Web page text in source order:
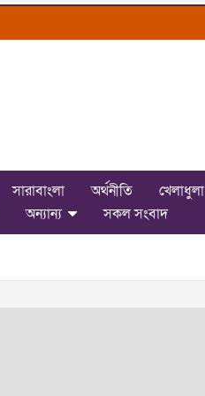
সারাবাংলা অর্থনীতি খেলাধুলা
অন্যান্য সকল সংবাদ